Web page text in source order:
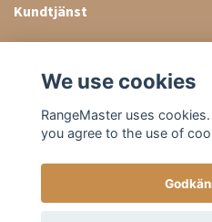
Kundtjänst
We use cookies
RangeMaster uses
you agree to the use of